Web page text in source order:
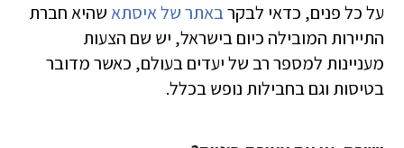
על כל פנים, כדאי לבקרבאתר של איסתאשהיא חברת
התיירות המובילה כיום בישראל, יש שם הצעות
מעניינות למספר רב של יעדים בעולם, כאשר מדובר
בטיסות וגם בחבילות נופש בכלל.